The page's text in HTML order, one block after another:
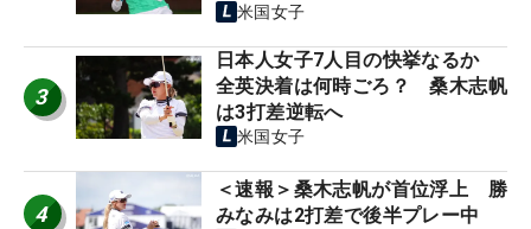
米国女子
3
日本人女子7人目の快挙なるか
全英決着は何時ごろ？ 桑木志帆
は3打差逆転へ
米国女子
4
＜速報＞桑木志帆が首位浮上 勝
みなみは2打差で後半プレー中